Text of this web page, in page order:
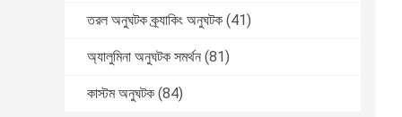
তরল অনুঘটক ক্র্যাকিং অনুঘটক (41)
অ্যালুমিনা অনুঘটক সমর্থন (81)
কাস্টম অনুঘটক (84)